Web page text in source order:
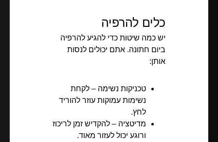
כלים להרפיה
יש כמה שיטות כדי להגיע להרפיה
ביום חתונה. אתם יכולים לנסות
אותן:
טכניקות נשימה – לקחת
נשימות עמוקות עוזר להוריד
לחץ.
מדיטציה – להקדיש זמן לריכוז
ורוגע יכול לעזור מאוד.